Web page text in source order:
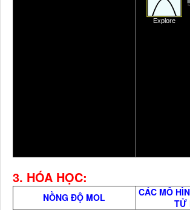
3. HÓA HỌC:
NỒNG ĐỘ MOL
CÁC MÔ
TỬ